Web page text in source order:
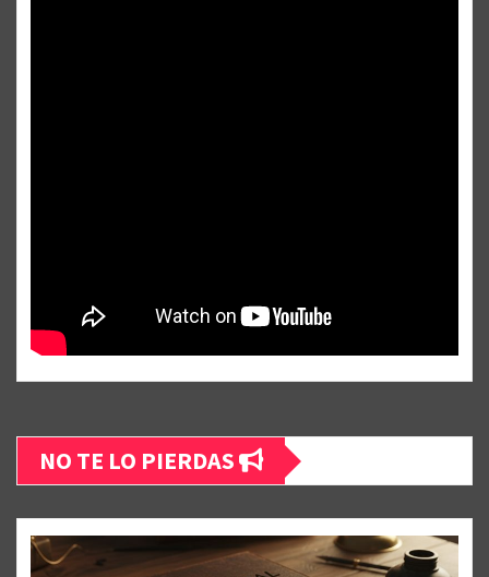
NO TE LO PIERDAS